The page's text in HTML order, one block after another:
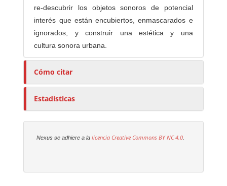
re-descubrir los objetos sonoros de potencial
interés que están encubiertos, enmascarados e
ignorados, y construir una estética y una
cultura sonora urbana.
Cómo citar
Estadísticas
Nexus se adhiere a lalicencia Creative CommonsBY NC 4.0.